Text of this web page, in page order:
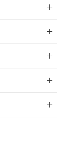
限
ま